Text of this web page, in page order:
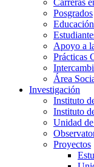
Posgrados
Apoyo a
Prácticas
Área
Investigación
Instituto
Instituto
Unidad
Proyectos